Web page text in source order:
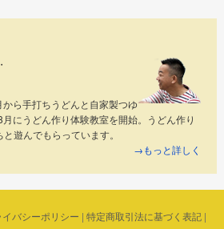
ら手打ちうどんと自家製つゆ
にうどん作り体験教室を開始。うどん作り
遊んでもらっています。
→もっと詳しく
イバシーポリシー | 特定商取引法に基づく表記|